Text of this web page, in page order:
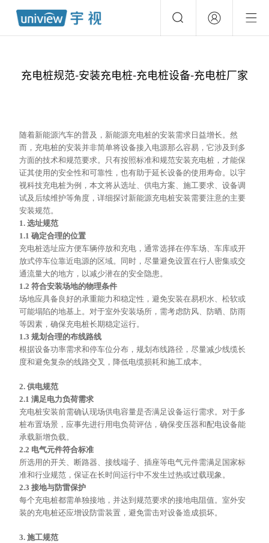
充电桩规范-安装充电桩-充电桩设备-充电桩厂家
随着新能源汽车的普及，新能源充电桩的安装需求日益增长。然
而，充电桩的安装并非简单将设备接入电源那么容易，它涉及到多
方面的技术和规范要求。只有按照标准和规范安装充电桩，才能保
证其使用的安全性和可靠性，也有助于延长设备的使用寿命。以宇
视科技充电桩为例，本文将从选址、供电方案、施工要求、设备调
试及后续维护等角度，详细探讨新能源充电桩安装需要注意的主要
安装规范。
1. 选址规范
1.1 确定合理的位置
充电桩选址应方便车辆停放和充电，通常选择在停车场、车库或开
放式停车位靠近电源的区域。同时，尽量避免设置在行人密集或交
通流量大的地方，以减少潜在的安全隐患。
1.2 符合安装场地的物理条件
场地应具备良好的承重能力和稳定性，避免安装在易积水、松软或
可能塌陷的地基上。对于室外安装场所，需考虑防风、防晒、防雨
等因素，确保充电桩长期稳定运行。
1.3 规划合理的布线路线
根据设备功率需求和停车位分布，规划布线路径，尽量减少线缆长
度和避免复杂的线路交叉，降低电缆损耗和施工成本。
2. 供电规范
2.1 满足电力负荷需求
充电桩安装前需确认现场供电容量是否满足设备运行需求。对于多
桩布置场景，应事先进行用电负荷评估，确保变压器和配电设备能
承载新增负载。
2.2 电气元件符合标准
所选用的开关、断路器、接线端子、插座等电气元件需满足国家标
准和行业规范，保证在长时间运行中不发生过热或过载现象。
2.3 接地与防雷保护
每个充电桩都需单独接地，并达到规范要求的接地电阻值。室外安
装的充电桩还应增设防雷装置，避免雷击对设备造成损坏。
3. 施工规范